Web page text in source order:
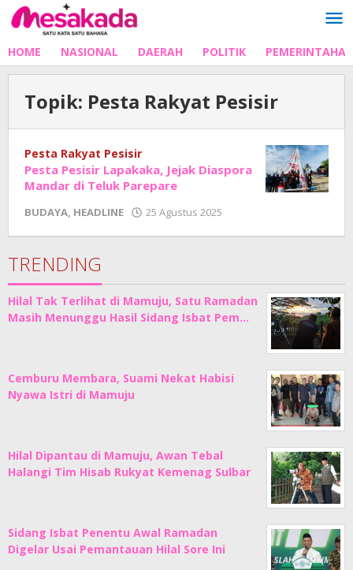
Lewati
ke
HOME NASIONAL DAERAH POLITIK
Topik: Pesta Rakyat Pesisir
Pesta Rakyat Pesisir
Pesta Pesisir Lapakaka, Jejak Diaspora
Mandar di Teluk Parepare
BUDAYA, HEADLINE 25 Agustus 2025
Junaedi
TRENDING
Hilal Tak Terlihat di Mamuju, Satu Ramadan
Masih Menunggu Hasil Sidang Isbat Pem…
Cemburu Membara, Suami Nekat Habisi
Nyawa Istri di Mamuju
Hilal Dipantau di Mamuju, Awan Tebal
Halangi Tim Hisab Rukyat Kemenag Sulbar
Sidang Isbat Penentu Awal Ramadan
Digelar Usai Pemantauan Hilal Sore Ini